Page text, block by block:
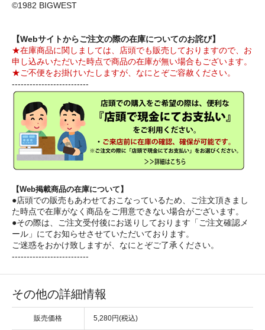
©1982 BIGWEST
【Webサイトからご注文の際の在庫についてのお詫び】
★在庫商品に関しましては、店頭でも販売しておりますので、お
申し込みいただいた時点で商品の在庫が無い場合もございます。
★ご不便をお掛けいたしますが、なにとぞご容赦ください。
--------------------------
【Web掲載商品の在庫について】
●店頭での販売もあわせておこなっているため、ご注文頂きまし
た時点で在庫がなく商品をご用意できない場合がございます。
●その際は、ご注文受付後にお送りしております「ご注文確認メ
ール」にてお知らせさせていただいております。
ご迷惑をおかけ致しますが、なにとぞご了承ください。
--------------------------
その他の詳細情報
販売価格 5,280円(税込)